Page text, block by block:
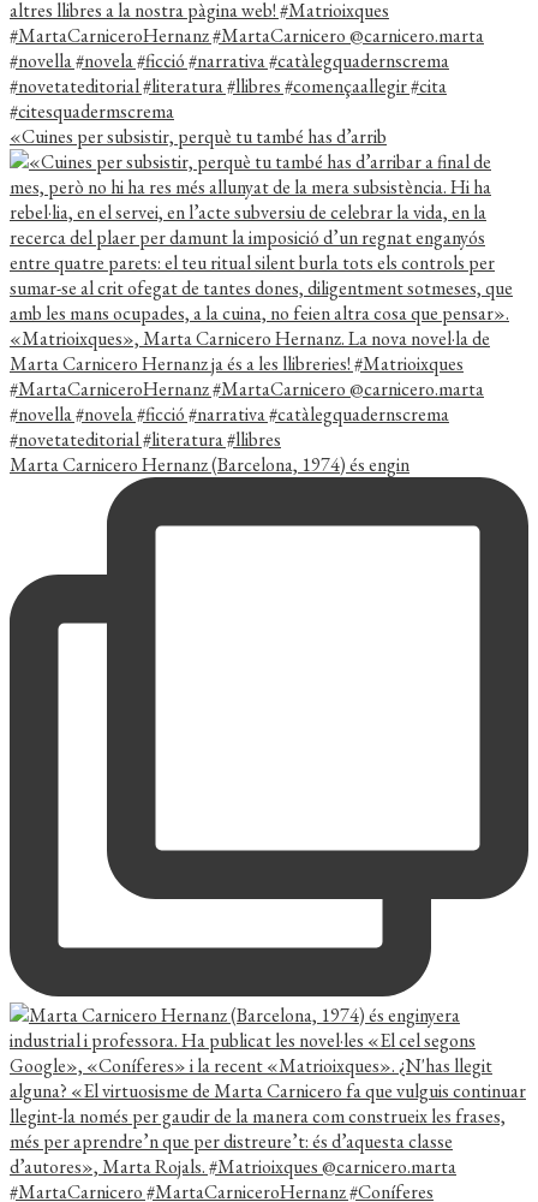
«Cuines per subsistir, perquè tu també has d’arrib
Marta Carnicero Hernanz (Barcelona, 1974) és engin